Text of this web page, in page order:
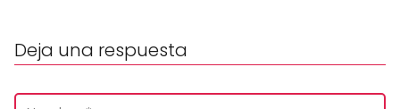
Deja una respuesta